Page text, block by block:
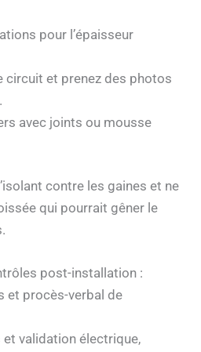
pour l’épaisseur
circuit et prenez des photos
avec joints ou mousse
contre les gaines et ne
qui pourrait gêner le
post-installation :
et procès-verbal de
validation électrique,